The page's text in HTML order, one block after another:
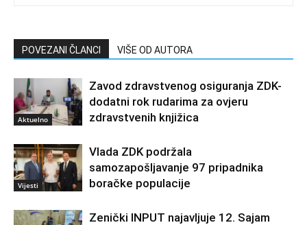
POVEZANI ČLANCI VIŠE OD AUTORA
Aktuelno
Zavod zdravstvenog osiguranja ZDK-
dodatni rok rudarima za ovjeru
zdravstvenih knjižica
Vijesti
Vlada ZDK podržala
samozapošljavanje 97 pripadnika
boračke populacije
Zenički INPUT najavljuje 12. Sajam